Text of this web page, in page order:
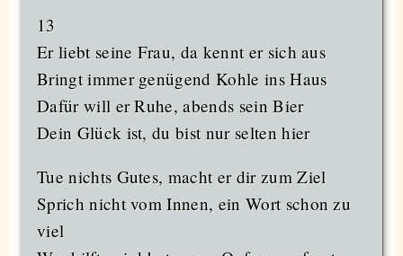
13
Er liebt seine Frau, da kennt er sich aus
Bringt immer genügend Kohle ins Haus
Dafür will er Ruhe, abends sein Bier
Dein Glück ist, du bist nur selten hier
Tue nichts Gutes, macht er dir zum Ziel
Sprich nicht vom Innen, ein Wort schon zu
viel